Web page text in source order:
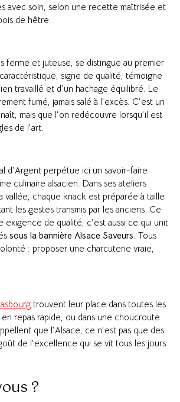
avec soin, selon une recette maîtrisée et
de hêtre.
ferme et juteuse, se distingue au premier
signe de qualité, témoigne
travaillé et d’un hachage équilibré. Le
fumé, jamais salé à l’excès. C’est un
mais que l’on redécouvre lorsqu’il est
de l’art.
d’Argent perpétue ici un savoir-faire
culinaire alsacien. Dans ses ateliers
chaque knack est préparée à taille
les gestes transmis par les anciens. Ce
exigence de qualité, c’est aussi ce qui unit
sous la bannière Alsace Saveurs . Tous
: proposer une charcuterie vraie,
trouvent leur place dans toutes les
en repas rapide, ou dans une choucroute.
que l’Alsace, ce n’est pas que des
de l’excellence qui se vit tous les jours.
?